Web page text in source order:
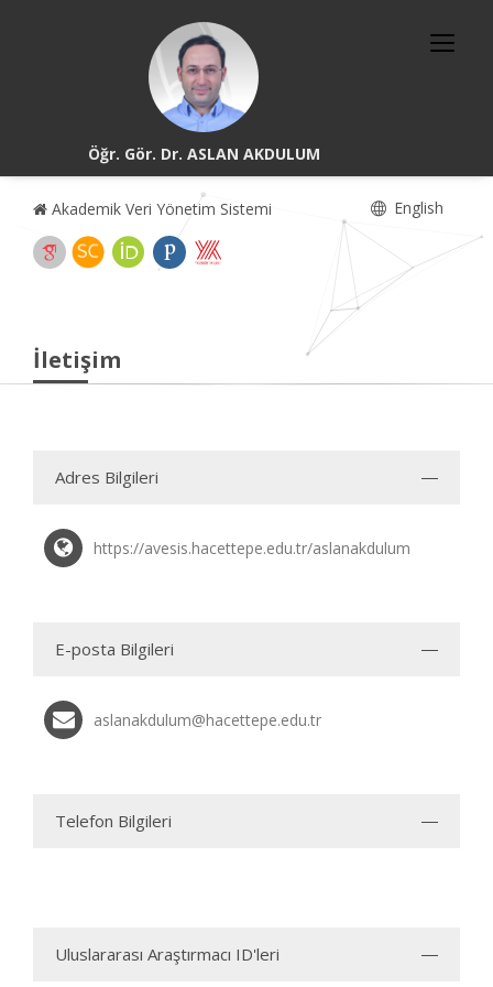
Öğr. Gör. Dr. ASLAN AKDULUM
Akademik Veri Yönetim Sistemi English
İletişim
Adres Bilgileri
https://avesis.hacettepe.edu.tr/aslanakdulum
E-posta Bilgileri
aslanakdulum@hacettepe.edu.tr
Telefon Bilgileri
Uluslararası Araştırmacı ID'leri